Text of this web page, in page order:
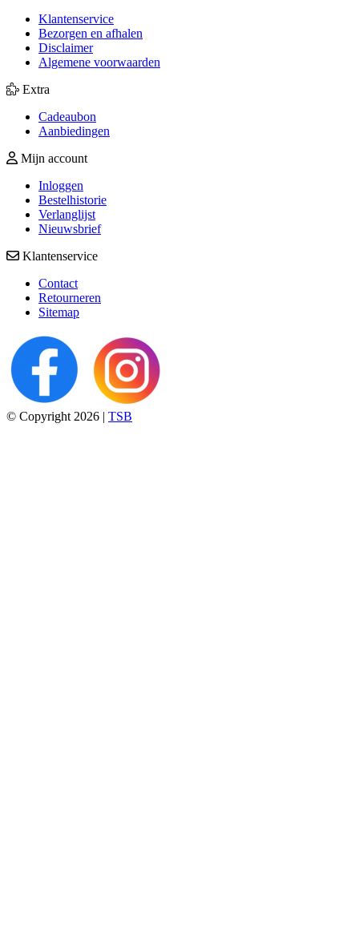
Klantenservice
Bezorgen en afhalen
Disclaimer
Algemene voorwaarden
Extra
Cadeaubon
Aanbiedingen
Mijn account
Inloggen
Bestelhistorie
Verlanglijst
Nieuwsbrief
Klantenservice
Contact
Retourneren
Sitemap
© Copyright 2026 | TSB